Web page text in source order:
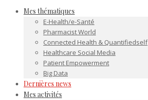
Mes thématiques
E-Health/e-Santé
Pharmacist World
Connected Health & Quantifiedself
Healthcare Social Media
Patient Empowerment
Big Data
Dernières news
Mes activités